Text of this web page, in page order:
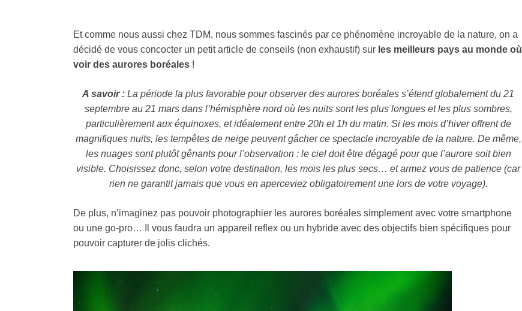
Et comme nous aussi chez TDM, nous sommes fascinés par ce phénomène incroyable de la nature, on a
décidé de vous concocter un petit article de conseils (non exhaustif) sur les meilleurs pays au monde où
voir des aurores boréales !
A savoir : La période la plus favorable pour observer des aurores boréales s’étend globalement du 21
septembre au 21 mars dans l’hémisphère nord où les nuits sont les plus longues et les plus sombres,
particulièrement aux équinoxes, et idéalement entre 20h et 1h du matin. Si les mois d’hiver offrent de
magnifiques nuits, les tempêtes de neige peuvent gâcher ce spectacle incroyable de la nature. De même,
les nuages sont plutôt gênants pour l’observation : le ciel doit être dégagé pour que l’aurore soit bien
visible. Choisissez donc, selon votre destination, les mois les plus secs… et armez vous de patience (car
rien ne garantit jamais que vous en aperceviez obligatoirement une lors de votre voyage).
De plus, n’imaginez pas pouvoir photographier les aurores boréales simplement avec votre smartphone
ou une go-pro… Il vous faudra un appareil reflex ou un hybride avec des objectifs bien spécifiques pour
pouvoir capturer de jolis clichés.